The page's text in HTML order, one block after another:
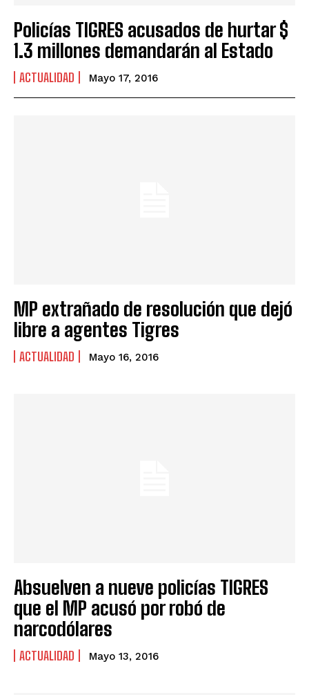
Policías TIGRES acusados de hurtar $
1.3 millones demandarán al Estado
ACTUALIDAD Mayo 17, 2016
MP extrañado de resolución que dejó
libre a agentes Tigres
ACTUALIDAD Mayo 16, 2016
Absuelven a nueve policías TIGRES
que el MP acusó por robó de
narcodólares
ACTUALIDAD Mayo 13, 2016